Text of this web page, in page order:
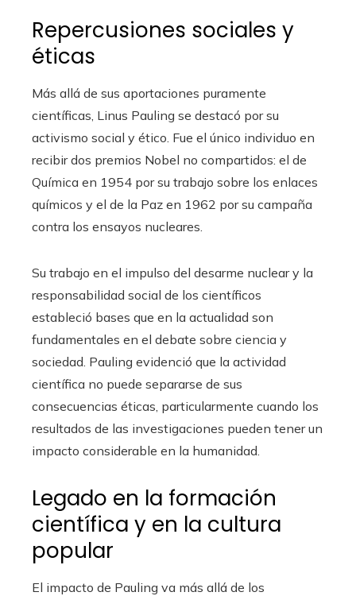
Repercusiones sociales y
éticas
Más allá de sus aportaciones puramente
científicas, Linus Pauling se destacó por su
activismo social y ético. Fue el único individuo en
recibir dos premios Nobel no compartidos: el de
Química en 1954 por su trabajo sobre los enlaces
químicos y el de la Paz en 1962 por su campaña
contra los ensayos nucleares.
Su trabajo en el impulso del desarme nuclear y la
responsabilidad social de los científicos
estableció bases que en la actualidad son
fundamentales en el debate sobre ciencia y
sociedad. Pauling evidenció que la actividad
científica no puede separarse de sus
consecuencias éticas, particularmente cuando los
resultados de las investigaciones pueden tener un
impacto considerable en la humanidad.
Legado en la formación
científica y en la cultura
popular
El impacto de Pauling va más allá de los